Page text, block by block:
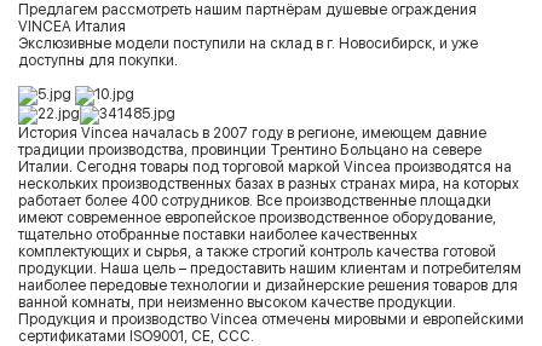
Предлагем рассмотреть нашим партнёрам душевые ограждения
VINCEA Италия
Экслюзивные модели поступили на склад в г. Новосибирск, и уже
доступны для покупки.
История Vincea началась в 2007 году в регионе, имеющем давние
традиции производства, провинции Трентино Больцано на севере
Италии. Сегодня товары под торговой маркой Vincea производятся на
нескольких производственных базах в разных странах мира, на которых
работает более 400 сотрудников. Все производственные площадки
имеют современное европейское производственное оборудование,
тщательно отобранные поставки наиболее качественных
комплектующих и сырья, а также строгий контроль качества готовой
продукции. Наша цель – предоставить нашим клиентам и потребителям
наиболее передовые технологии и дизайнерские решения товаров для
ванной комнаты, при неизменно высоком качестве продукции.
Продукция и производство Vincea отмечены мировыми и европейскими
сертификатами ISO9001, CE, CCC.